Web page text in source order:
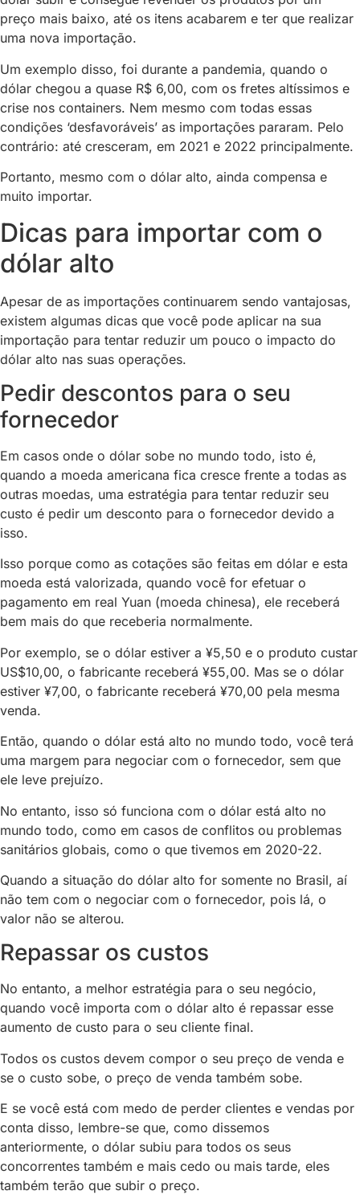
preço mais baixo, até os itens acabarem e ter que realizar
uma nova importação.
Um exemplo disso, foi durante a pandemia, quando o
dólar chegou a quase R$ 6,00, com os fretes altíssimos e
crise nos containers. Nem mesmo com todas essas
condições ‘desfavoráveis’ as importações pararam. Pelo
contrário: até cresceram, em 2021 e 2022 principalmente.
Portanto, mesmo com o dólar alto, ainda compensa e
muito importar.
Dicas para importar com o
dólar alto
Apesar de as importações continuarem sendo vantajosas,
existem algumas dicas que você pode aplicar na sua
importação para tentar reduzir um pouco o impacto do
dólar alto nas suas operações.
Pedir descontos para o seu
fornecedor
Em casos onde o dólar sobe no mundo todo, isto é,
quando a moeda americana fica cresce frente a todas as
outras moedas, uma estratégia para tentar reduzir seu
custo é pedir um desconto para o fornecedor devido a
isso.
Isso porque como as cotações são feitas em dólar e esta
moeda está valorizada, quando você for efetuar o
pagamento em real Yuan (moeda chinesa), ele receberá
bem mais do que receberia normalmente.
Por exemplo, se o dólar estiver a ¥5,50 e o produto custar
US$10,00, o fabricante receberá ¥55,00. Mas se o dólar
estiver ¥7,00, o fabricante receberá ¥70,00 pela mesma
venda.
Então, quando o dólar está alto no mundo todo, você terá
uma margem para negociar com o fornecedor, sem que
ele leve prejuízo.
No entanto, isso só funciona com o dólar está alto no
mundo todo, como em casos de conflitos ou problemas
sanitários globais, como o que tivemos em 2020-22.
Quando a situação do dólar alto for somente no Brasil, aí
não tem com o negociar com o fornecedor, pois lá, o
valor não se alterou.
Repassar os custos
No entanto, a melhor estratégia para o seu negócio,
quando você importa com o dólar alto é repassar esse
aumento de custo para o seu cliente final.
Todos os custos devem compor o seu preço de venda e
se o custo sobe, o preço de venda também sobe.
E se você está com medo de perder clientes e vendas por
conta disso, lembre-se que, como dissemos
anteriormente, o dólar subiu para todos os seus
concorrentes também e mais cedo ou mais tarde, eles
também terão que subir o preço.